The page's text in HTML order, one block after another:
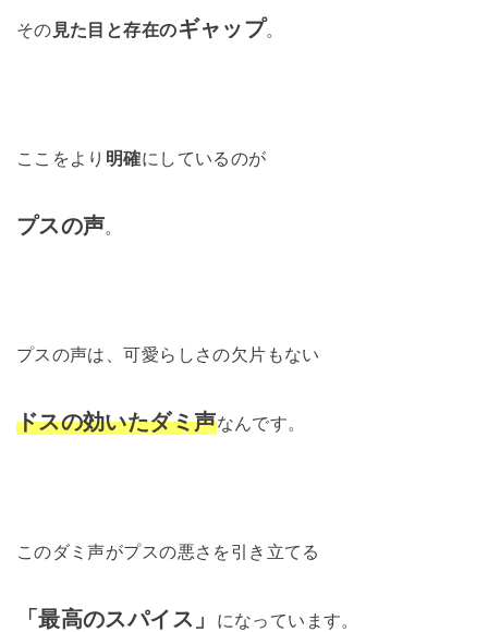
その 見た目と存在のギャップ。
ここをより 明確にしているのが
プスの声。
プスの声は、可愛らしさの欠片もない
ドスの効いたダミ声なんです。
このダミ声がプスの悪さを引き立てる
「最高のスパイス」 になっています。